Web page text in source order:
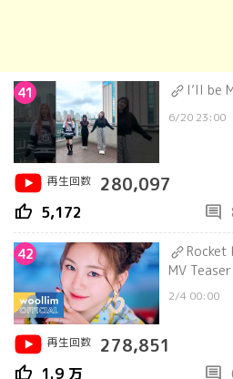
41 I’ll be
6/20 23:00
再生回数 280,097
thumb_up 5,172 comment
42
Rocket
MV
2/4 00:00
再生回数 278,851
thumb_up 1.9 万 comment